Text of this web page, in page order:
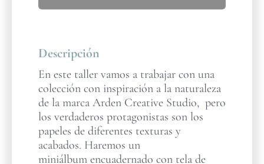
Descripción
En este taller vamos a trabajar con una
colección con inspiración a la naturaleza
de la marca Arden Creative Studio, pero
los verdaderos protagonistas son los
papeles de diferentes texturas y
acabados. Haremos un
miniálbum encuadernado con tela de